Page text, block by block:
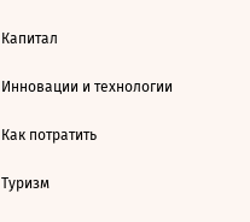
Капитал
Инновации и технологии
Как потратить
Туризм